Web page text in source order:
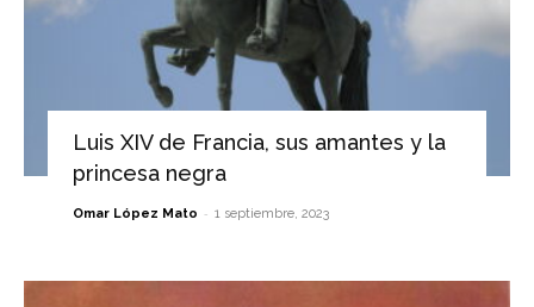
Luis XIV de Francia, sus amantes y la
princesa negra
Omar López Mato - 1 septiembre, 2023